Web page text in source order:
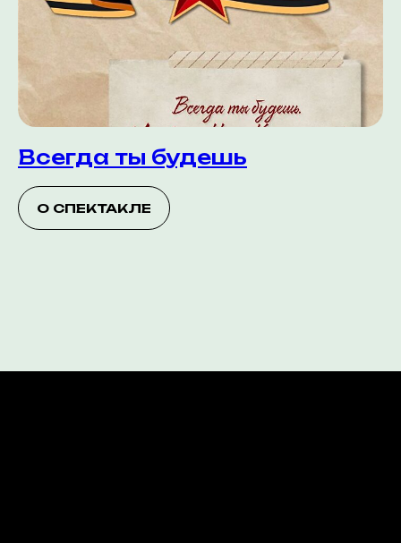
Всегда ты будешь
О СПЕКТАКЛЕ